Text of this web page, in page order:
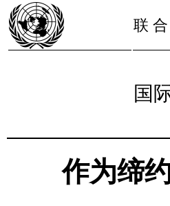
联 合
国
作为缔